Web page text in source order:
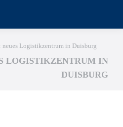
neues Logistikzentrum in Duisburg
LOGISTIKZENTRUM IN
DUISBURG